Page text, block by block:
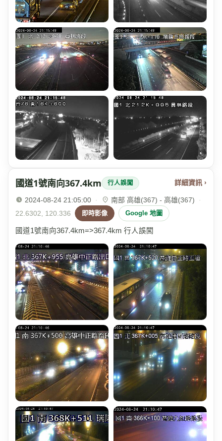
國道1號南向367.4km 行人誤闖 詳細資訊 ›
2024-08-24 21:05:00 · 南部 高雄(367) - 高雄(367)
·
22.6302, 120.336
即時影像 Google 地圖
國道1號南向367.4km=>367.4km 行人誤闖